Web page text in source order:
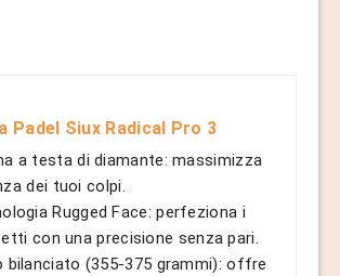
Padel Siux Radical Pro 3
a testa di diamante: massimizza
dei tuoi colpi.
Rugged Face: perfeziona i
con una precisione senza pari.
bilanciato (355-375 grammi): offre